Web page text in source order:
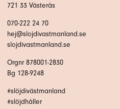
721 33 Västerås
070-222 24 70
hej@slojdivastmanland.se
slojdivastmanland.se
Orgnr 878001-2830
Bg 128-9248
#slöjdivästmanland
#slöjdhåller